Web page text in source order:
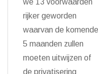
rijker geworden
waarvan de komende
5 maanden zullen
moeten uitwijzen of
de privatisering